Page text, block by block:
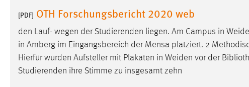
[PDF] OTH Forschungsbericht 2020 web
den Lauf- wegen der Studierenden liegen. Am Campus in
in Amberg im Eingangsbereich der Mensa platziert. 2
Hierfür wurden Aufsteller mit Plakaten in Weiden vor der
Studierenden ihre Stimme zu insgesamt zehn
Anbieter: Google Ireland Limited
Zweck: Conversion-Tracking